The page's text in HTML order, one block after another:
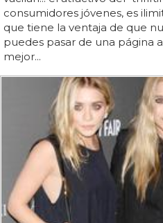
consumidores jóvenes, es
que tiene la ventaja de que
puedes pasar de una página
mejor...